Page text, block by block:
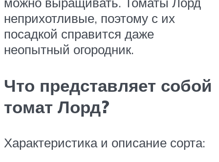
неприхотливые, поэтому с их
посадкой справится даже
неопытный огородник.
Что представляет собой
томат Лорд?
Характеристика и описание сорта: